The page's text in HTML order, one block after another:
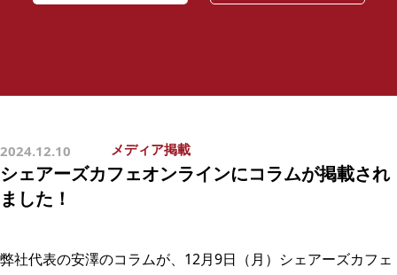
2024.12.10 メディア掲載
シェアーズカフェオンラインにコラムが掲載され
ました！
弊社代表の安澤のコラムが、12月9日（月）シェアーズカフェ